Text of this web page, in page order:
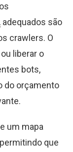
adequados são
crawlers. O
liberar o
bots,
do orçamento
um mapa
que